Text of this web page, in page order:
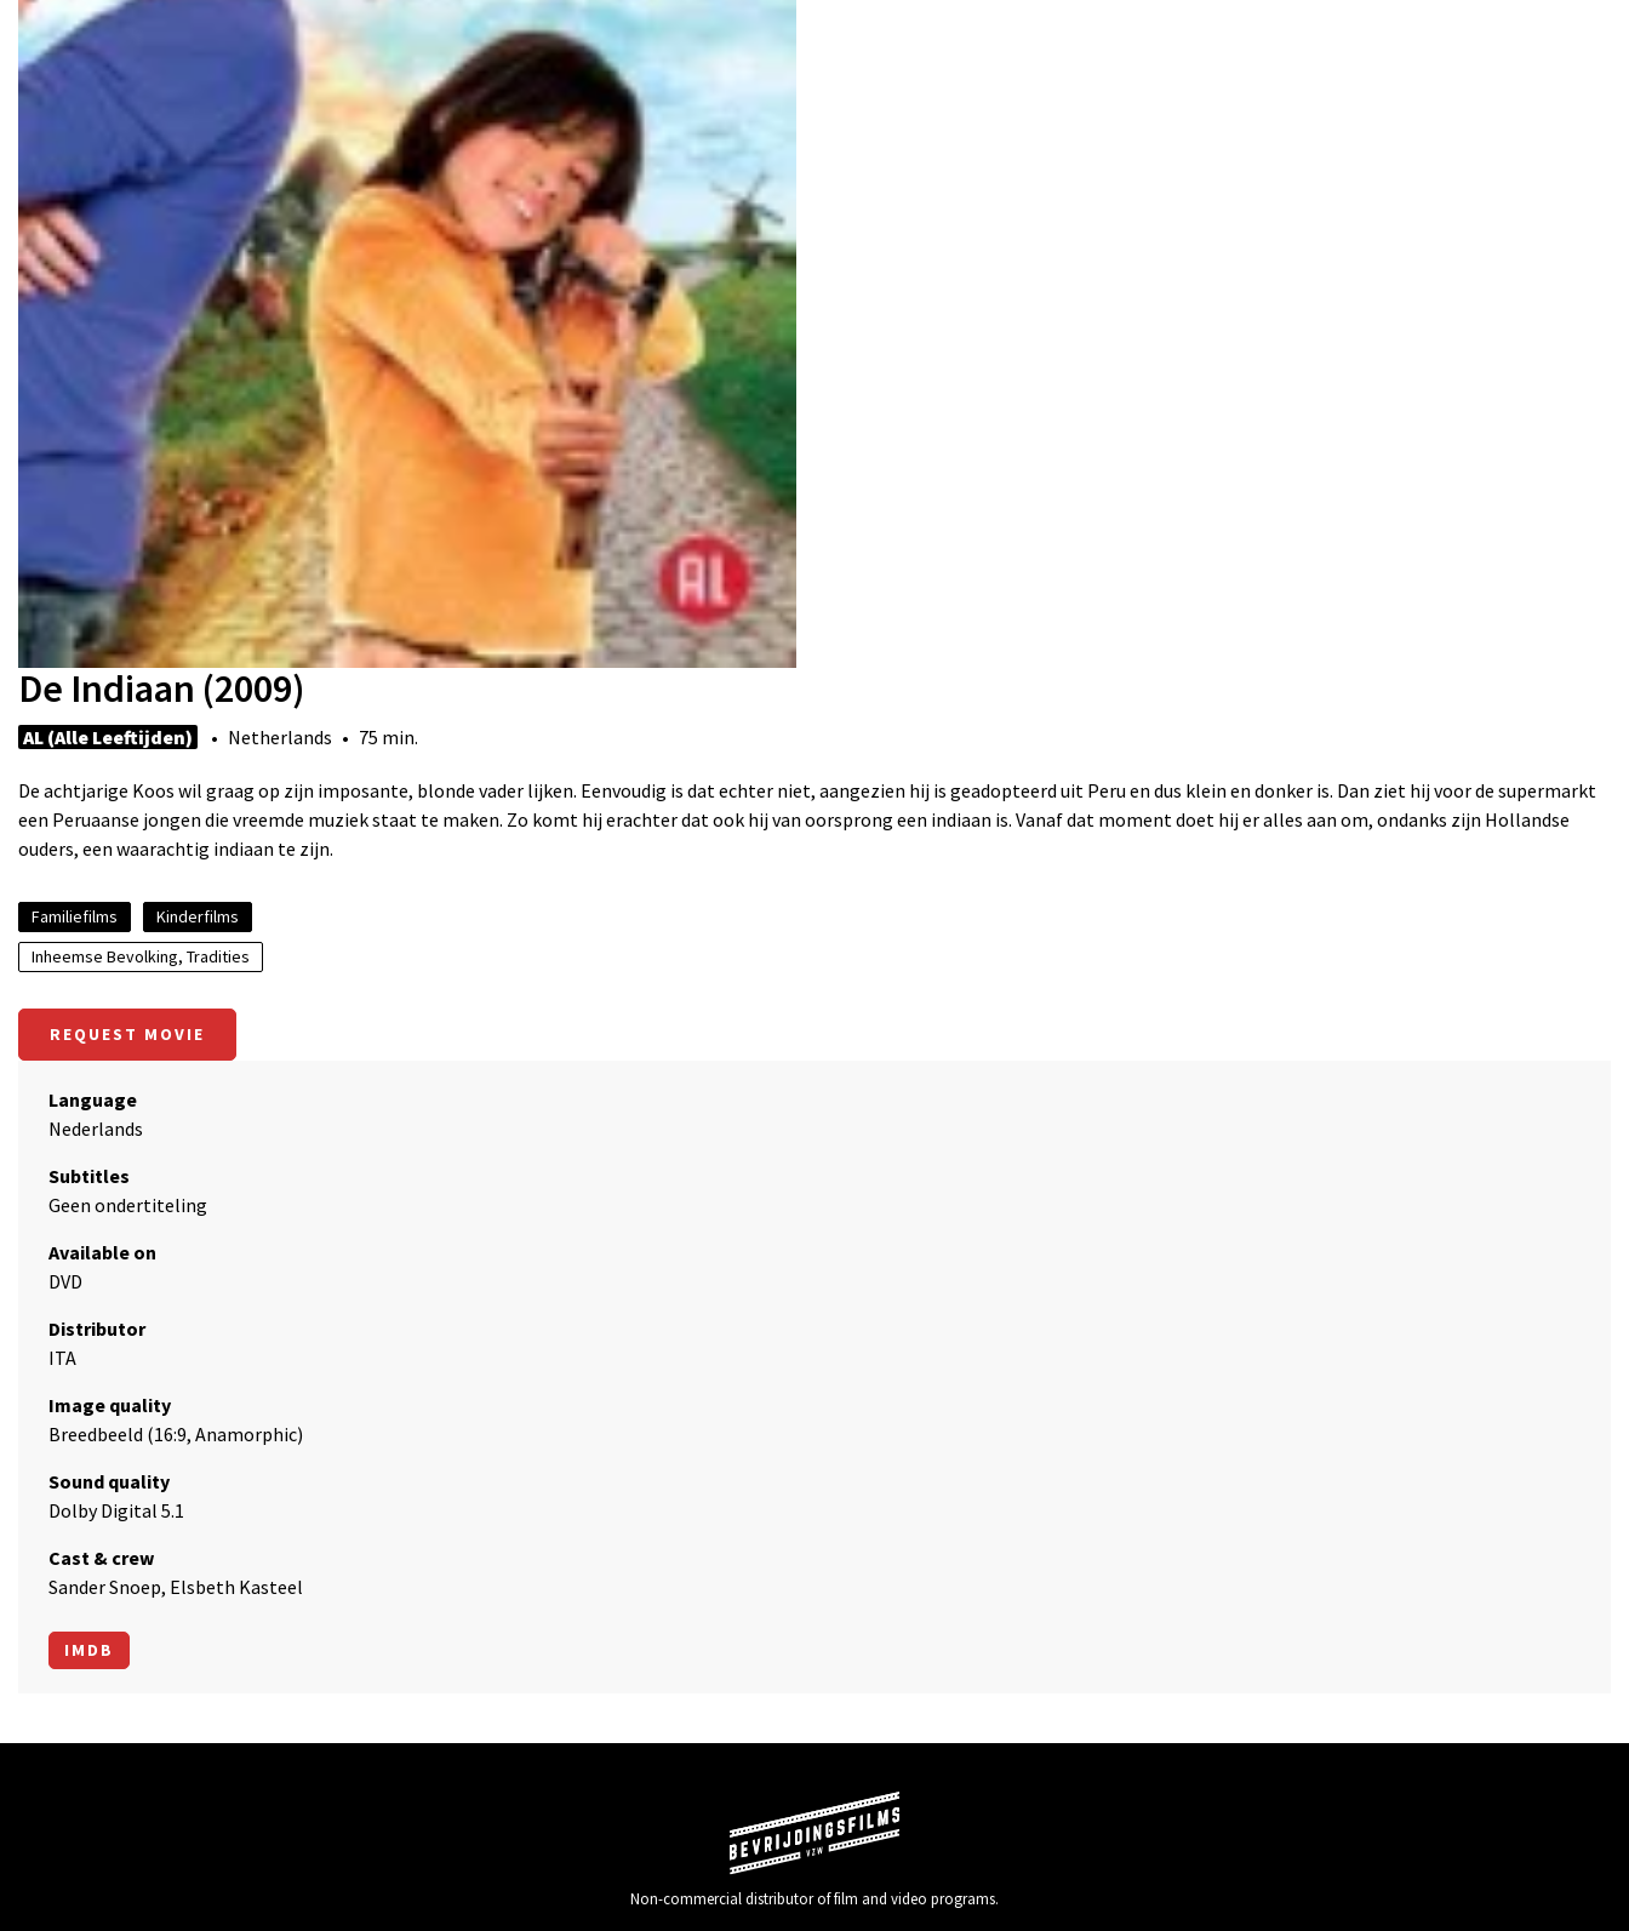
De Indiaan (2009)
AL (Alle Leeftijden) • Netherlands • 75 min.
De achtjarige Koos wil graag op zijn imposante, blonde vader lijken. Eenvoudig is dat echter niet, aangezien hij is geadopteerd uit Peru en dus klein en donker is. Dan ziet hij voor de supermarkt
een Peruaanse jongen die vreemde muziek staat te maken. Zo komt hij erachter dat ook hij van oorsprong een indiaan is. Vanaf dat moment doet hij er alles aan om, ondanks zijn Hollandse
ouders, een waarachtig indiaan te zijn.
Familiefilms
Kinderfilms
Inheemse Bevolking, Tradities
REQUEST MOVIE
Language
Nederlands
Subtitles
Geen ondertiteling
Available on
DVD
Distributor
ITA
Image quality
Breedbeeld (16:9, Anamorphic)
Sound quality
Dolby Digital 5.1
Cast & crew
Sander Snoep, Elsbeth Kasteel
IMDB
Non-commercial distributor of film and video programs.